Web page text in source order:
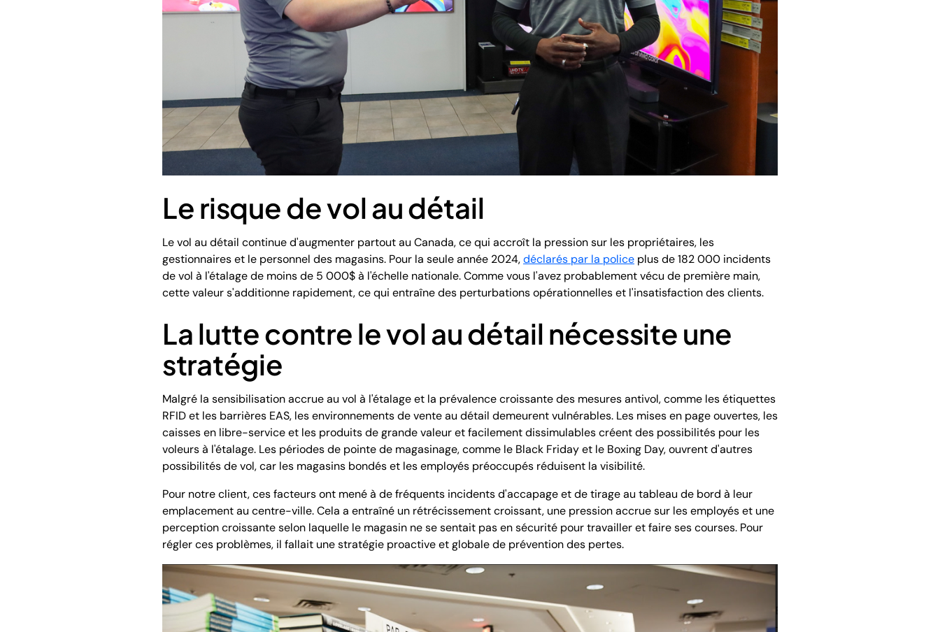
Le risque de vol au détail
Le vol au détail continue d'augmenter partout au Canada, ce qui accroît la pression sur les propriétaires, les
gestionnaires et le personnel des magasins. Pour la seule année 2024,déclarés par la police plus de 182 000 incidents
de vol à l'étalage de moins de 5 000$ à l'échelle nationale. Comme vous l'avez probablement vécu de première main,
cette valeur s'additionne rapidement, ce qui entraîne des perturbations opérationnelles et l'insatisfaction des clients.
La lutte contre le vol au détail nécessite une
stratégie
Malgré la sensibilisation accrue au vol à l'étalage et la prévalence croissante des mesures antivol, comme les étiquettes
RFID et les barrières EAS, les environnements de vente au détail demeurent vulnérables. Les mises en page ouvertes, les
caisses en libre-service et les produits de grande valeur et facilement dissimulables créent des possibilités pour les
voleurs à l'étalage. Les périodes de pointe de magasinage, comme le Black Friday et le Boxing Day, ouvrent d'autres
possibilités de vol, car les magasins bondés et les employés préoccupés réduisent la visibilité.
Pour notre client, ces facteurs ont mené à de fréquents incidents d'accapage et de tirage au tableau de bord à leur
emplacement au centre-ville. Cela a entraîné un rétrécissement croissant, une pression accrue sur les employés et une
perception croissante selon laquelle le magasin ne se sentait pas en sécurité pour travailler et faire ses courses. Pour
régler ces problèmes, il fallait une stratégie proactive et globale de prévention des pertes.